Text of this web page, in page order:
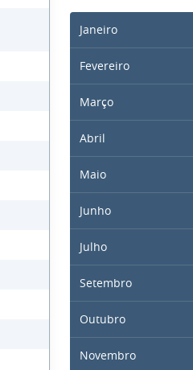
Janeiro
Fevereiro
Março
Abril
Maio
Junho
Julho
Setembro
Outubro
Novembro